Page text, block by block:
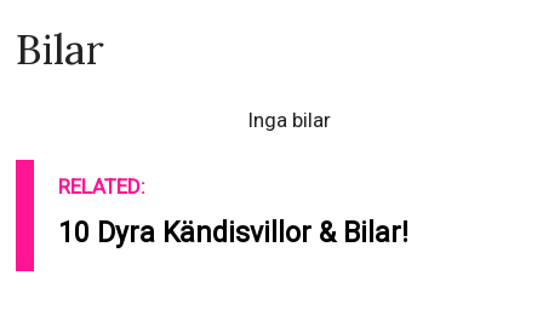
Bilar
Inga bilar
RELATED:
10 Dyra Kändisvillor & Bilar!